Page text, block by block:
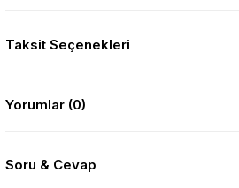
Taksit Seçenekleri
Yorumlar (0)
Soru & Cevap